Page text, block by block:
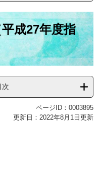
成27年度指
次
ページID：0003895
更新日：2022年8月1日更新